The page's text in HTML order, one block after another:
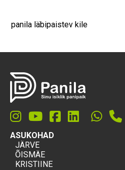
panila läbipaistev kile
ASUKOHAD
JÄRVE
ÕISMÄE
KRISTIINE